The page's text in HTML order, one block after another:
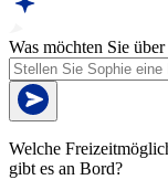
Was möchten Sie
Welche
gibt es an Bord?